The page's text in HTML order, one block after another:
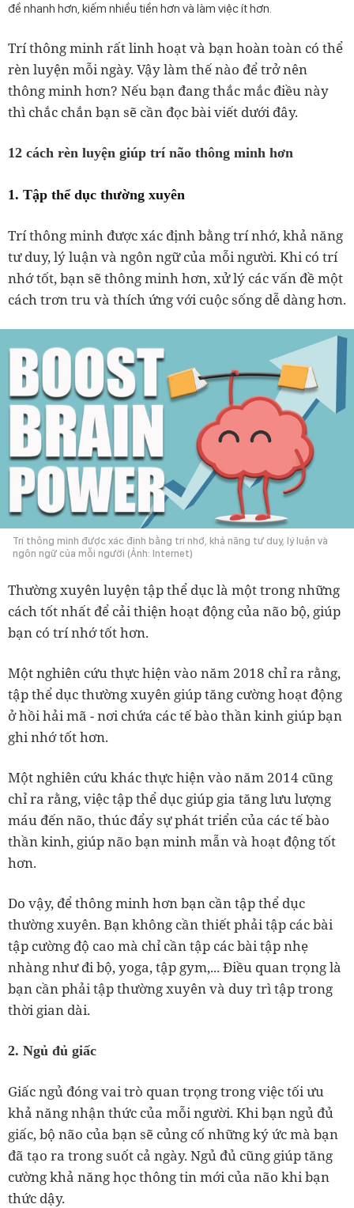
đề nhanh hơn, kiếm nhiều tiền hơn và làm việc ít hơn.
Trí thông minh rất linh hoạt và bạn hoàn toàn có thể
rèn luyện mỗi ngày. Vậy làm thế nào để trở nên
thông minh hơn? Nếu bạn đang thắc mắc điều này
thì chắc chắn bạn sẽ cần đọc bài viết dưới đây.
12 cách rèn luyện giúp trí não thông minh hơn
1. Tập thể dục thường xuyên
Trí thông minh được xác định bằng trí nhớ, khả năng
tư duy, lý luận và ngôn ngữ của mỗi người. Khi có trí
nhớ tốt, bạn sẽ thông minh hơn, xử lý các vấn đề một
cách trơn tru và thích ứng với cuộc sống dễ dàng hơn.
Trí thông minh được xác định bằng trí nhớ, khả năng tư duy, lý luận và
ngôn ngữ của mỗi người (Ảnh: Internet)
Thường xuyên luyện tập thể dục là một trong những
cách tốt nhất để cải thiện hoạt động của não bộ, giúp
bạn có trí nhớ tốt hơn.
Một nghiên cứu thực hiện vào năm 2018 chỉ ra rằng,
tập thể dục thường xuyên giúp tăng cường hoạt động
ở hồi hải mã - nơi chứa các tế bào thần kinh giúp bạn
ghi nhớ tốt hơn.
Một nghiên cứu khác thực hiện vào năm 2014 cũng
chỉ ra rằng, việc tập thể dục giúp gia tăng lưu lượng
máu đến não, thúc đẩy sự phát triển của các tế bào
thần kinh, giúp não bạn minh mẫn và hoạt động tốt
hơn.
Do vậy, để thông minh hơn bạn cần tập thể dục
thường xuyên. Bạn không cần thiết phải tập các bài
tập cường độ cao mà chỉ cần tập các bài tập nhẹ
nhàng như đi bộ, yoga, tập gym,... Điều quan trọng là
bạn cần phải tập thường xuyên và duy trì tập trong
thời gian dài.
2. Ngủ đủ giấc
Giấc ngủ đóng vai trò quan trọng trong việc tối ưu
khả năng nhận thức của mỗi người. Khi bạn ngủ đủ
giấc, bộ não của bạn sẽ củng cố những ký ức mà bạn
đã tạo ra trong suốt cả ngày. Ngủ đủ cũng giúp tăng
cường khả năng học thông tin mới của não khi bạn
thức dậy.